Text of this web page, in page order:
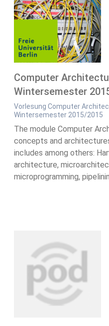
Computer
Wintersemester
Vorlesung Computer
Wintersemester 2015/2015
The module Computer
concepts and
includes among others:
architecture,
microprogramming,